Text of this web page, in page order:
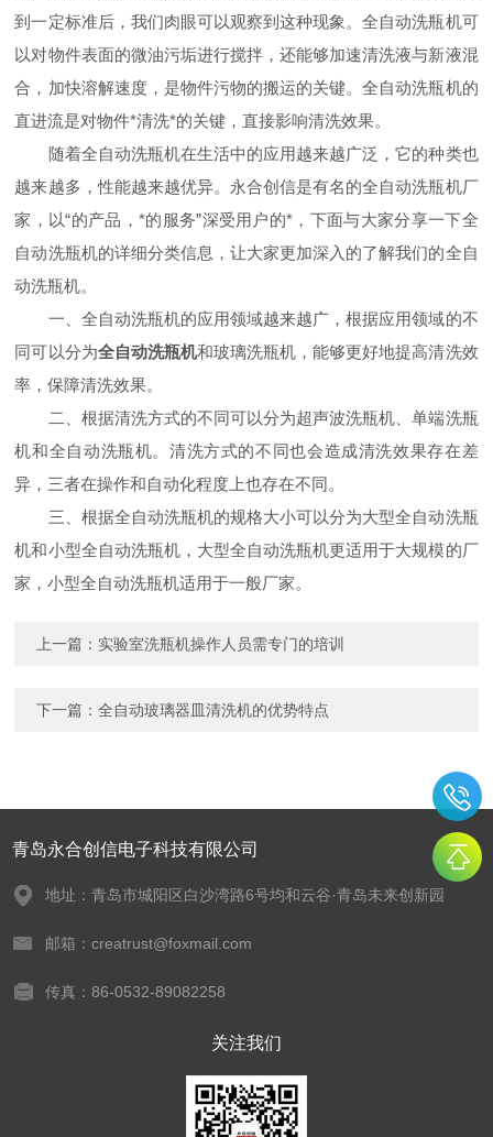
到一定标准后，我们肉眼可以观察到这种现象。全自动洗瓶机可
以对物件表面的微油污垢进行搅拌，还能够加速清洗液与新液混
合，加快溶解速度，是物件污物的搬运的关键。全自动洗瓶机的
直进流是对物件*清洗*的关键，直接影响清洗效果。
随着全自动洗瓶机在生活中的应用越来越广泛，它的种类也
越来越多，性能越来越优异。永合创信是有名的全自动洗瓶机厂
家，以“的产品，*的服务”深受用户的*，下面与大家分享一下全
自动洗瓶机的详细分类信息，让大家更加深入的了解我们的全自
动洗瓶机。
一、全自动洗瓶机的应用领域越来越广，根据应用领域的不
同可以分为全自动洗瓶机和玻璃洗瓶机，能够更好地提高清洗效
率，保障清洗效果。
二、根据清洗方式的不同可以分为超声波洗瓶机、单端洗瓶
机和全自动洗瓶机。清洗方式的不同也会造成清洗效果存在差
异，三者在操作和自动化程度上也存在不同。
三、根据全自动洗瓶机的规格大小可以分为大型全自动洗瓶
机和小型全自动洗瓶机，大型全自动洗瓶机更适用于大规模的厂
家，小型全自动洗瓶机适用于一般厂家。
上一篇： 实验室洗瓶机操作人员需专门的培训
下一篇：全自动玻璃器皿清洗机的优势特点
青岛永合创信电子科技有限公司
地址：青岛市城阳区白沙湾路6号均和云谷·青岛未来创新园
邮箱：creatrust@foxmail.com
传真：86-0532-89082258
关注我们